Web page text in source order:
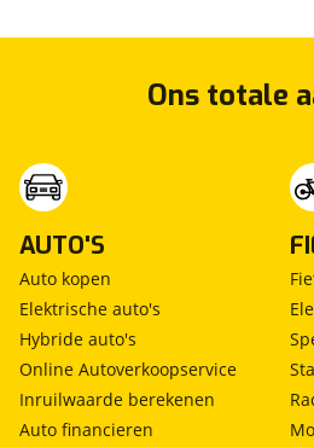
Ons totale
AUTO'S
Auto kopen
Elektrische auto's
Hybride auto's
Online Autoverkoopservice
Inruilwaarde berekenen
Auto financieren